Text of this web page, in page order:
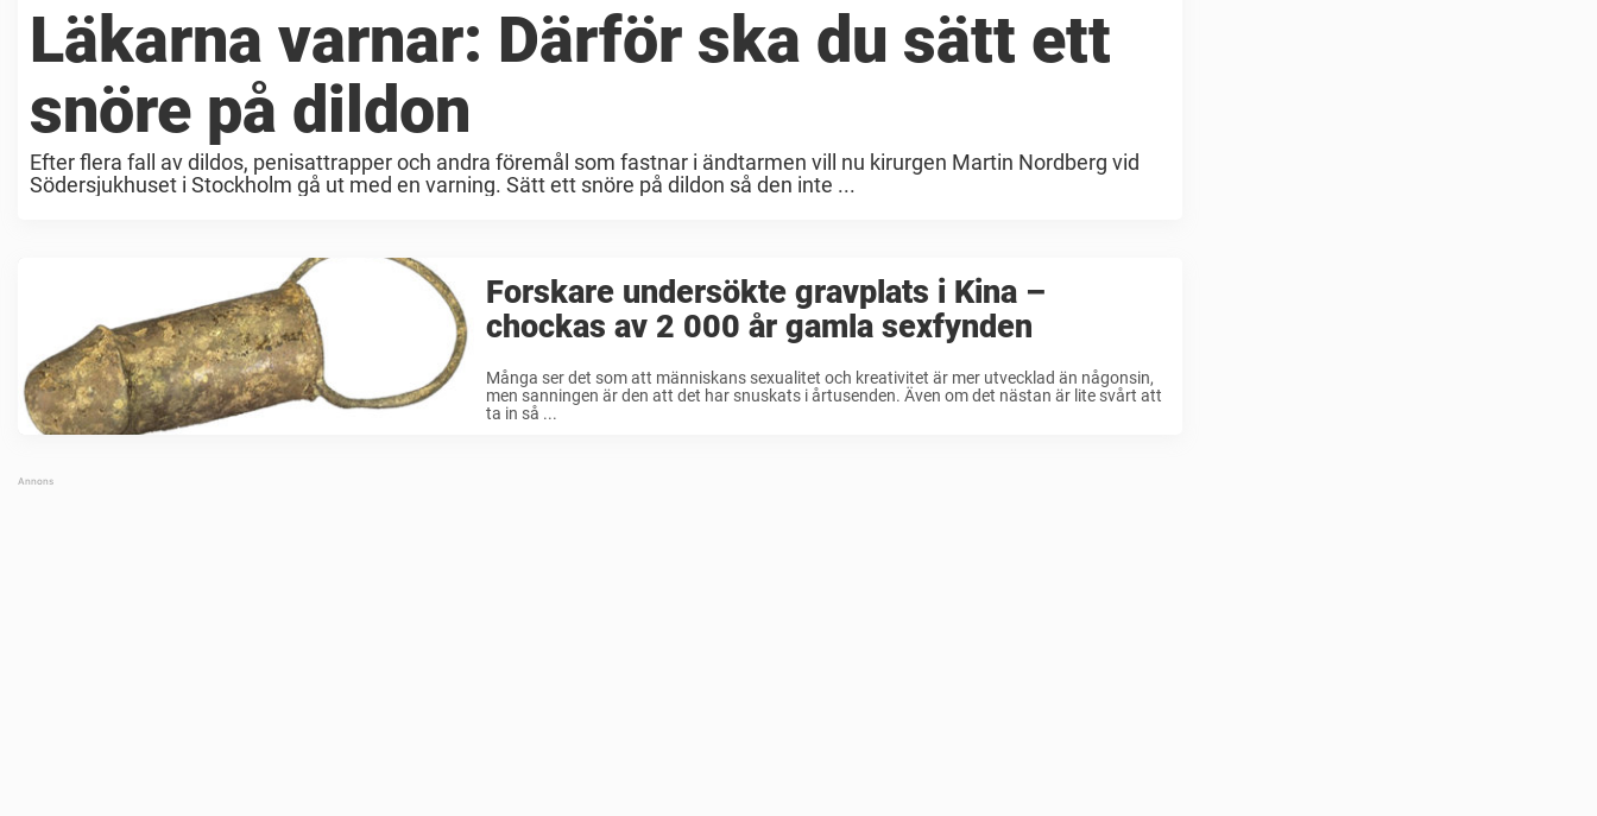
Läkarna varnar: Därför ska du sätt ett
snöre på dildon
Efter flera fall av dildos, penisattrapper och andra föremål som fastnar i ändtarmen vill nu kirurgen Martin Nordberg vid
Södersjukhuset i Stockholm gå ut med en varning. Sätt ett snöre på dildon så den inte ...
Forskare undersökte gravplats i Kina –
chockas av 2 000 år gamla sexfynden
Många ser det som att människans sexualitet och kreativitet är mer utvecklad än någonsin,
men sanningen är den att det har snuskats i årtusenden. Även om det nästan är lite svårt att
ta in så ...